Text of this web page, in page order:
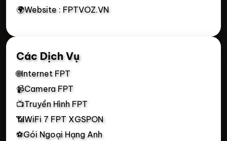
🌍Website : FPTVOZ.VN
Các Dịch Vụ
🌐Internet FPT
📹Camera FPT
📺Truyền Hình FPT
📶WiFi 7 FPT XGSPON
⚽Gói Ngoại Hạng Anh